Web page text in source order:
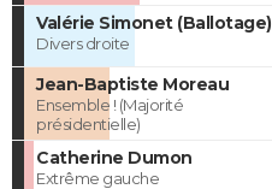
Valérie Simonet (Ballotage)
Divers droite
Jean-Baptiste Moreau
Ensemble ! (Majorité
présidentielle)
Catherine Dumon
Extrême gauche